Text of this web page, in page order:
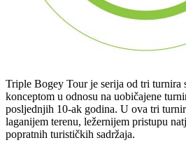
Triple Bogey Tour je serija od tri turnira
konceptom u odnosu na uobičajene
posljednjih 10-ak godina. U ova tri
laganijem terenu, ležernijem pristupu
popratnih turističkih sadržaja.